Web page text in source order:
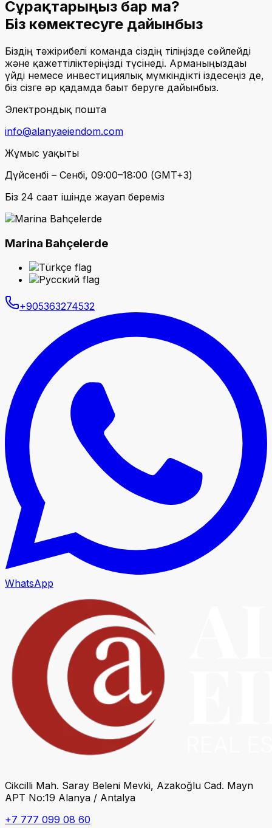
Сұрақтарыңыз бар ма?
Біз көмектесуге дайынбыз
Біздің тәжірибелі команда сіздің тіліңізде сөйлейді
және қажеттіліктеріңізді түсінеді. Арманыңыздағы
үйді немесе инвестициялық мүмкіндікті іздесеңіз де,
біз сізге әр қадамда бағыт беруге дайынбыз.
Электрондық пошта
info@alanyaeiendom.com
Жұмыс уақыты
Дүйсенбі – Сенбі, 09:00–18:00 (GMT+3)
Біз 24 сағат ішінде жауап береміз
Marina Bahçelerde
+905363274532
WhatsApp
Cikcilli Mah. Saray Beleni Mevki, Azakoğlu Cad. Mayn
APT No:19 Alanya / Antalya
+7 777 099 08 60